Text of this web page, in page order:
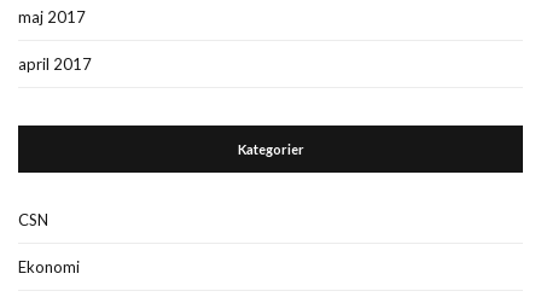
maj 2017
april 2017
Kategorier
CSN
Ekonomi